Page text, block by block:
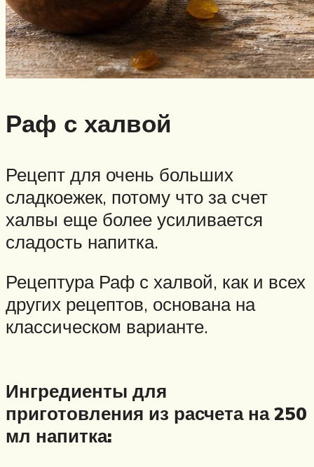
Раф с халвой
Рецепт для очень больших
сладкоежек, потому что за счет
халвы еще более усиливается
сладость напитка.
Рецептура Раф с халвой, как и всех
других рецептов, основана на
классическом варианте.
Ингредиенты для
приготовления из расчета на 250
мл напитка: